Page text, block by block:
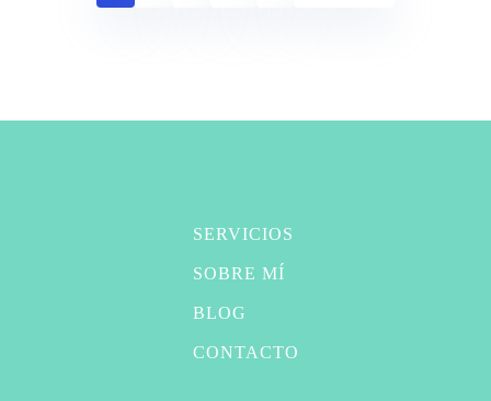
SERVICIOS
SOBRE MÍ
BLOG
CONTACTO